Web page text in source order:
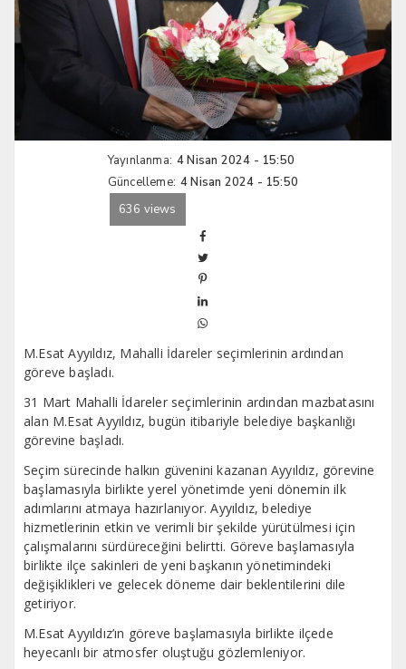
Yayınlanma: 4 Nisan 2024 - 15:50
Güncelleme: 4 Nisan 2024 - 15:50
636 views
M.Esat Ayyıldız, Mahalli İdareler seçimlerinin ardından
göreve başladı.
31 Mart Mahalli İdareler seçimlerinin ardından mazbatasını
alan M.Esat Ayyıldız, bugün itibariyle belediye başkanlığı
görevine başladı.
Seçim sürecinde halkın güvenini kazanan Ayyıldız, görevine
başlamasıyla birlikte yerel yönetimde yeni dönemin ilk
adımlarını atmaya hazırlanıyor. Ayyıldız, belediye
hizmetlerinin etkin ve verimli bir şekilde yürütülmesi için
çalışmalarını sürdüreceğini belirtti. Göreve başlamasıyla
birlikte ilçe sakinleri de yeni başkanın yönetimindeki
değişiklikleri ve gelecek döneme dair beklentilerini dile
getiriyor.
M.Esat Ayyıldız’ın göreve başlamasıyla birlikte ilçede
heyecanlı bir atmosfer oluştuğu gözlemleniyor.